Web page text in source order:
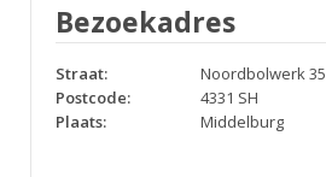
Bezoekadres
Straat:
Noordbolwerk 35
Postcode:
4331 SH
Plaats:
Middelburg